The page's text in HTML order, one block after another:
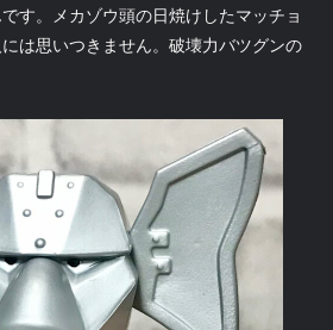
す。メカゾウ頭の日焼けしたマッチョ
は思いつきません。破壊力バツグンの